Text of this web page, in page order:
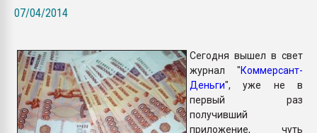
07/04/2014
Сегодня вышел в свет
журнал "Коммерсант-
Деньги", уже не в
первый раз
получивший
приложение, чуть